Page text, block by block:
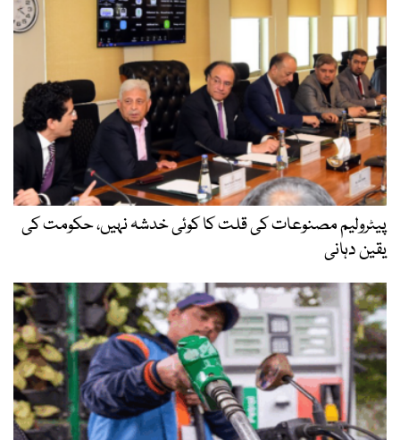
پیٹرولیم مصنوعات کی قلت کا کوئی خدشہ نہیں، حکومت کی
یقین دہانی